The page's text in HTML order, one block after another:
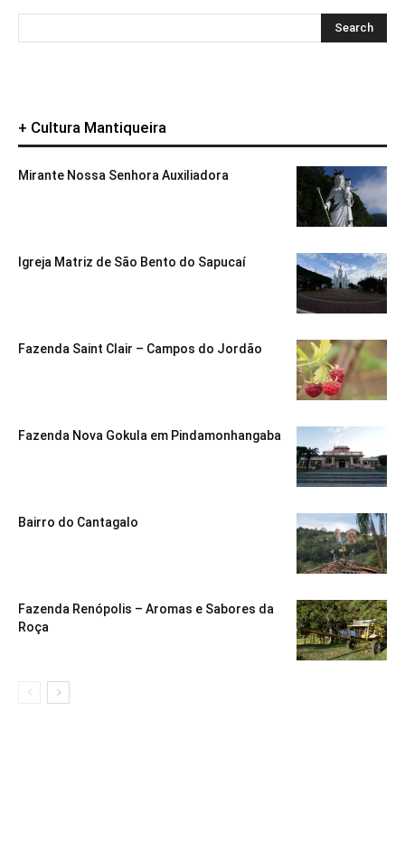
+ Cultura Mantiqueira
Mirante Nossa Senhora Auxiliadora
Igreja Matriz de São Bento do Sapucaí
Fazenda Saint Clair – Campos do Jordão
Fazenda Nova Gokula em Pindamonhangaba
Bairro do Cantagalo
Fazenda Renópolis – Aromas e Sabores da
Roça